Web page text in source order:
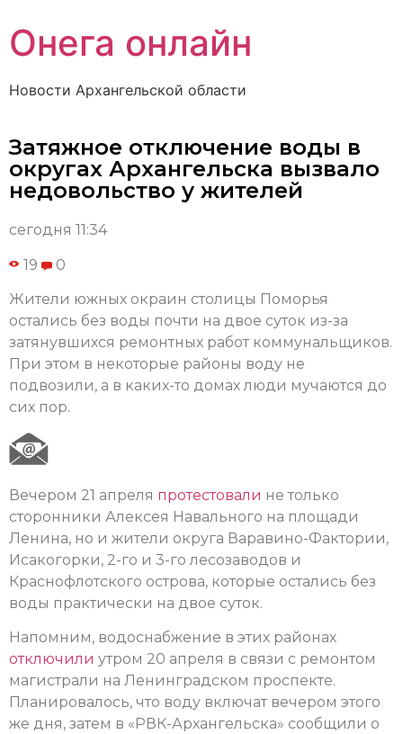
Онега онлайн
Новости Архангельской области
Затяжное отключение воды в
округах Архангельска вызвало
недовольство у жителей
сегодня 11:34
19 0
Жители южных окраин столицы Поморья
остались без воды почти на двое суток из-за
затянувшихся ремонтных работ коммунальщиков.
При этом в некоторые районы воду не
подвозили, а в каких-то домах люди мучаются до
сих пор.
Вечером 21 апреля протестовали не только
сторонники Алексея Навального на площади
Ленина, но и жители округа Варавино-Фактории,
Исакогорки, 2-го и 3-го лесозаводов и
Краснофлотского острова, которые остались без
воды практически на двое суток.
Напомним, водоснабжение в этих районах
отключили утром 20 апреля в связи с ремонтом
магистрали на Ленинградском проспекте.
Планировалось, что воду включат вечером этого
же дня, затем в «РВК-Архангельска» сообщили о